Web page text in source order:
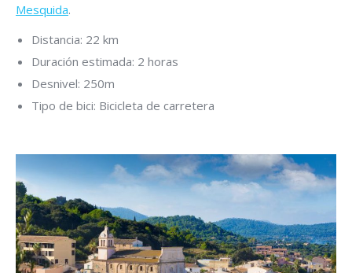
Mesquida.
Distancia: 22 km
Duración estimada: 2 horas
Desnivel: 250m
Tipo de bici: Bicicleta de carretera